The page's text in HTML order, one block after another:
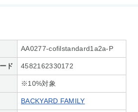
AA0277-cofilstandard1a2a-P
ド 4582162330172
※10%対象
BACKYARD FAMILY